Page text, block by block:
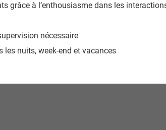
grâce à l’enthousiasme dans les
nécessaire
les nuits, week-end et vacances